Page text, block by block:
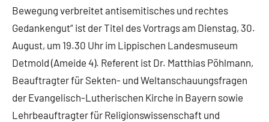
Bewegung verbreitet antisemitisches und rechtes
Gedankengut“ ist der Titel des Vortrags am Dienstag, 30.
August, um 19.30 Uhr im Lippischen Landesmuseum
Detmold (Ameide 4). Referent ist Dr. Matthias Pöhlmann,
Beauftragter für Sekten- und Weltanschauungsfragen
der Evangelisch-Lutherischen Kirche in Bayern sowie
Lehrbeauftragter für Religionswissenschaft und